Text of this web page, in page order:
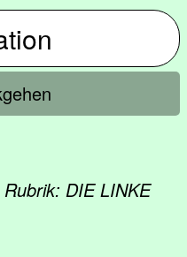
DIE LINKE